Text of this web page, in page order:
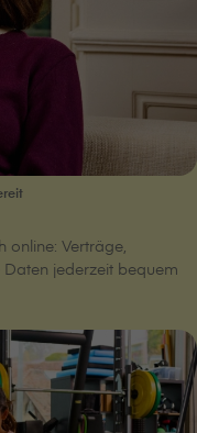
online: Verträge,
jederzeit bequem